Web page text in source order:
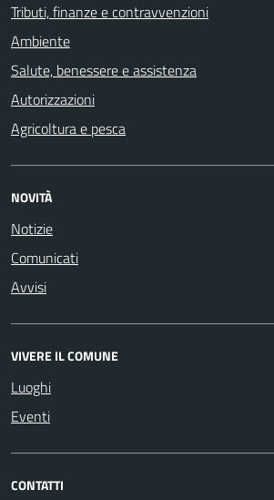
Tributi, finanze e contravvenzioni
Ambiente
Salute, benessere e assistenza
Autorizzazioni
Agricoltura e pesca
NOVITÀ
Notizie
Comunicati
Avvisi
VIVERE IL COMUNE
Luoghi
Eventi
CONTATTI